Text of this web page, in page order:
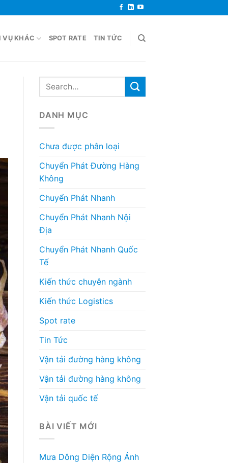
VỤ KHÁC SPOT RATE TIN TỨC
DANH MỤC
Chưa được phân loại
Chuyển Phát Đường Hàng
Không
Chuyển Phát Nhanh
Chuyển Phát Nhanh Nội
Địa
Chuyển Phát Nhanh Quốc
Tế
Kiến thức chuyên ngành
Kiến thức Logistics
Spot rate
Tin Tức
Vận tải đường hàng không
Vận tải đường hàng không
Vận tải quốc tế
BÀI VIẾT MỚI
Mưa Dông Diện Rộng Ảnh